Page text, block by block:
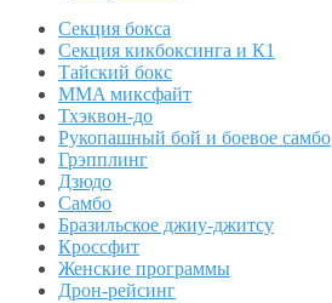
Секция бокса
Секция кикбоксинга и К1
Тайский бокс
MMA миксфайт
Тхэквон-до
Рукопашный бой и боевое самбо
Грэпплинг
Дзюдо
Самбо
Бразильское джиу-джитсу
Кроссфит
Женские программы
Дрон-рейсинг